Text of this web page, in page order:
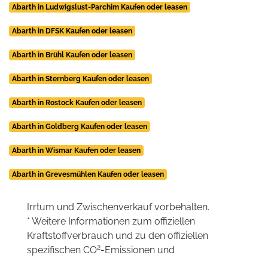
Abarth in Ludwigslust-Parchim Kaufen oder leasen
Abarth in DFSK Kaufen oder leasen
Abarth in Brühl Kaufen oder leasen
Abarth in Sternberg Kaufen oder leasen
Abarth in Rostock Kaufen oder leasen
Abarth in Goldberg Kaufen oder leasen
Abarth in Wismar Kaufen oder leasen
Abarth in Grevesmühlen Kaufen oder leasen
Irrtum und Zwischenverkauf vorbehalten.
* Weitere Informationen zum offiziellen
Kraftstoffverbrauch und zu den offiziellen
spezifischen CO2-Emissionen und